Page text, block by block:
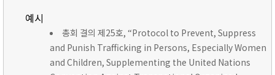
예시
총회 결의 제25호, “Protocol to Prevent, Suppress
and Punish Trafficking in Persons, Especially Women
and Children, Supplementing the United Nations